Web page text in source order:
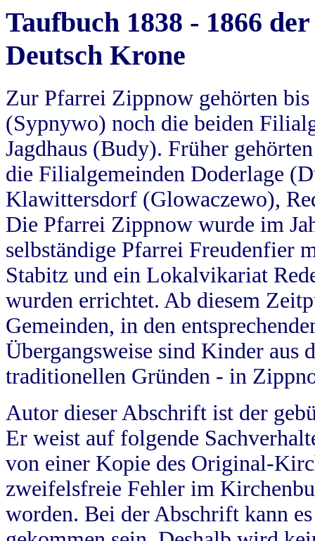
Taufbuch 1838 - 1866
Deutsch Krone
Zur Pfarrei Zippnow gehörten
(Sypnywo) noch die beiden
Jagdhaus (Budy). Früher
die Filialgemeinden Doderlage
Klawittersdorf (Glowaczewo),
Die Pfarrei Zippnow wurde im
selbständige Pfarrei Freudenfier
Stabitz und ein Lokalvikariat
wurden errichtet. Ab diesem
Gemeinden, in den
Übergangsweise sind Kinder aus
traditionellen Gründen - in
Autor dieser Abschrift ist der
Er weist auf folgende
von einer Kopie des Original-
zweifelsfreie Fehler im
worden. Bei der Abschrift kann